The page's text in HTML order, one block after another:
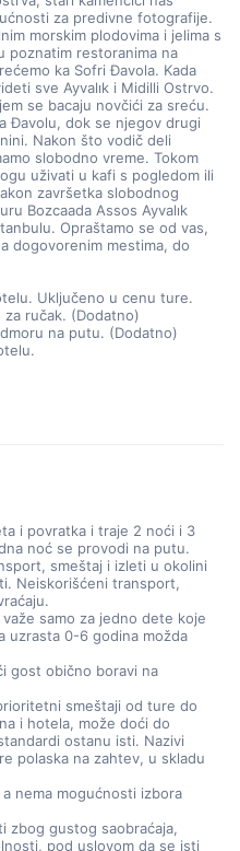
za predivne fotografije.
morskim plodovima i jelima s
poznatim restoranima na
ka Sofri Đavola. Kada
sve Ayvalık i Midilli Ostrvo.
se bacaju novčići za sreću.
Đavolu, dok se njegov drugi
Nakon što vodič deli
slobodno vreme. Tokom
uživati u kafi s pogledom ili
završetka slobodnog
Bozcaada Assos Ayvalık
Opraštamo se od vas,
dogovorenim mestima, do
Uključeno u cenu ture.
ručak. (Dodatno)
na putu. (Dodatno)
i povratka i traje 2 noći i 3
noć se provodi na putu.
smeštaj i izleti u okolini
Neiskorišćeni transport,
samo za jedno dete koje
uzrasta 0-6 godina možda
gost obično boravi na
smeštaji od ture do
i hotela, može doći do
ostanu isti. Nazivi
polaska na zahtev, u skladu
nema mogućnosti izbora
zbog gustog saobraćaja,
pod uslovom da se isti